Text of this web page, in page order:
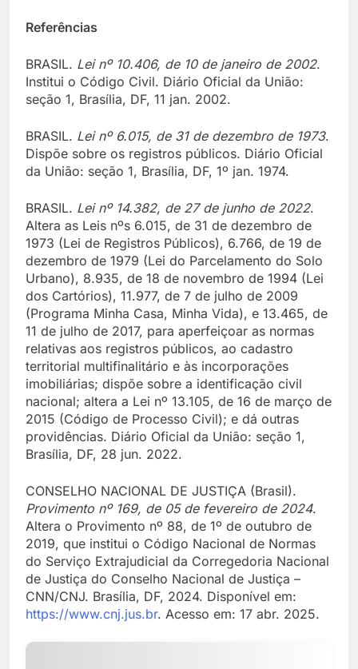
Referências
BRASIL. Lei nº 10.406, de 10 de janeiro de 2002.
Institui o Código Civil. Diário Oficial da União:
seção 1, Brasília, DF, 11 jan. 2002.
BRASIL. Lei nº 6.015, de 31 de dezembro de 1973.
Dispõe sobre os registros públicos. Diário Oficial
da União: seção 1, Brasília, DF, 1º jan. 1974.
BRASIL. Lei nº 14.382, de 27 de junho de 2022.
Altera as Leis nºs 6.015, de 31 de dezembro de
1973 (Lei de Registros Públicos), 6.766, de 19 de
dezembro de 1979 (Lei do Parcelamento do Solo
Urbano), 8.935, de 18 de novembro de 1994 (Lei
dos Cartórios), 11.977, de 7 de julho de 2009
(Programa Minha Casa, Minha Vida), e 13.465, de
11 de julho de 2017, para aperfeiçoar as normas
relativas aos registros públicos, ao cadastro
territorial multifinalitário e às incorporações
imobiliárias; dispõe sobre a identificação civil
nacional; altera a Lei nº 13.105, de 16 de março de
2015 (Código de Processo Civil); e dá outras
providências. Diário Oficial da União: seção 1,
Brasília, DF, 28 jun. 2022.
CONSELHO NACIONAL DE JUSTIÇA (Brasil).
Provimento nº 169, de 05 de fevereiro de 2024.
Altera o Provimento nº 88, de 1º de outubro de
2019, que institui o Código Nacional de Normas
do Serviço Extrajudicial da Corregedoria Nacional
de Justiça do Conselho Nacional de Justiça –
CNN/CNJ. Brasília, DF, 2024. Disponível em:
https://www.cnj.jus.br. Acesso em: 17 abr. 2025.